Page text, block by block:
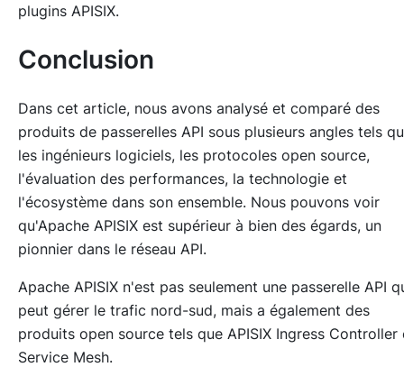
plugins APISIX.
Conclusion
Dans cet article, nous avons analysé et comparé des
produits de passerelles API sous plusieurs angles tels
les ingénieurs logiciels, les protocoles open source,
l'évaluation des performances, la technologie et
l'écosystème dans son ensemble. Nous pouvons voir
qu'Apache APISIX est supérieur à bien des égards, un
pionnier dans le réseau API.
Apache APISIX n'est pas seulement une passerelle API
peut gérer le trafic nord-sud, mais a également des
produits open source tels que APISIX Ingress Controller
Service Mesh.